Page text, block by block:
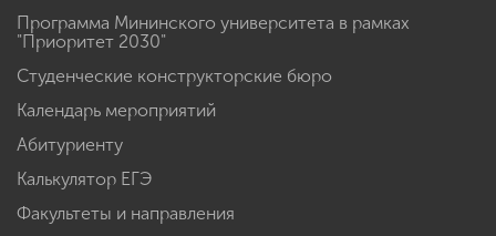
Программа Мининского университета в рамках
"Приоритет 2030"
Студенческие конструкторские бюро
Календарь мероприятий
Абитуриенту
Калькулятор ЕГЭ
Факультеты и направления